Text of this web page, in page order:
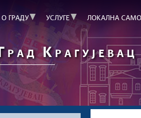
О ГРАДУ УСЛУГЕ ЛОКАЛНА
Г РАДКРАГУЈЕВАЦ